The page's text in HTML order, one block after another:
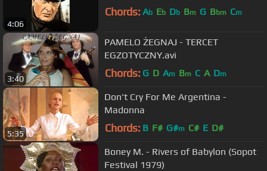
4:06
Chords: Ab Eb Db Bm G Bbm Cm
3:40
PAMELO ŻEGNAJ - TERCET
EGZOTYCZNY.avi
Chords: G D Am Bm C A Dm
5:35
Don't Cry For Me Argentina -
Madonna
Chords: B F# G#m C# E D#
Boney M. - Rivers of Babylon (Sopot
Festival 1979)